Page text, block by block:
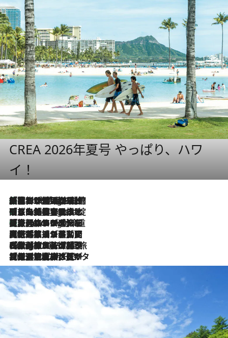
CREA 2026年夏号 やっぱり、ハワ
イ！
6 Hours Ago
「荷物が増えるほど旅ストレスは増す」美容ジャーナリストがたどり着いた最終結論。“化粧品を劇的に減らす”感動の凝縮美容とは
6 Hours Ago
「旅先には金髪ウィッグを持参」日本と同じメイクでは損してる!? 美容ジャーナリストが提案する“掟破りの旅美容”とは
6 Hours Ago
【厳選旅コスメ】「身軽さ＆UV対策重視！」ヘアアーティストshucoが選んだ夏旅ベストコスメを発表【Mサイズジップ】
2026.8.5
【厳選旅コスメ】国内をあちこち移動する河井菜摘が選んだ夏旅ベストコスメ発表！「リラックスアイテムはマスト」【Mサイズジップ】
2026.8.4
【厳選旅コスメ】「紫外線＆乾燥対策しながらメイク感も！」ヘア＆メイクGeorgeが選んだ夏旅ベストコスメを発表！【Mサイズジップ】
2026.8.3
【厳選旅コスメ】「保湿もタイパ重視！」“サウナ好き”タレント清水みさとが愛用する夏旅ベストコスメを発表！【Mサイズジップ】